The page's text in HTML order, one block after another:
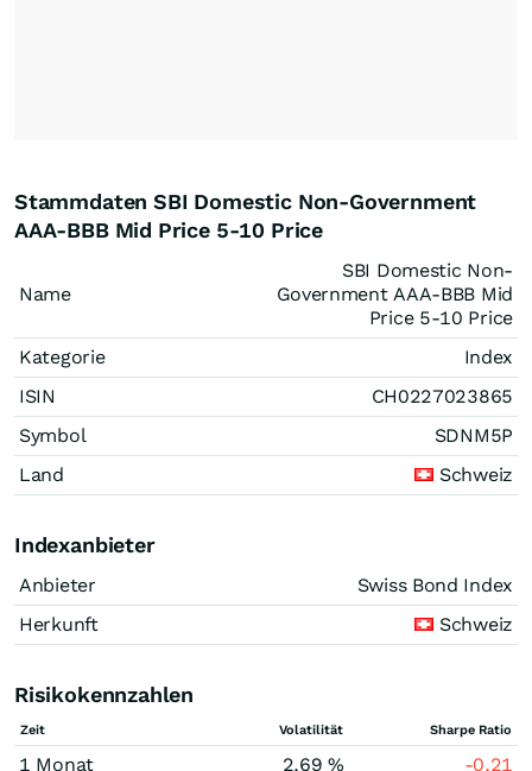
Stammdaten SBI Domestic Non-Government
AAA-BBB Mid Price 5-10 Price
Name
SBI Domestic Non-
Government AAA-BBB Mid
Price 5-10 Price
Kategorie
Index
ISIN
CH0227023865
Symbol
SDNM5P
Land
Schweiz
Indexanbieter
Anbieter
Swiss Bond Index
Herkunft
Schweiz
Risikokennzahlen
Zeit Volatilität Sharpe Ratio
1 Monat 2,69 %
-0,21